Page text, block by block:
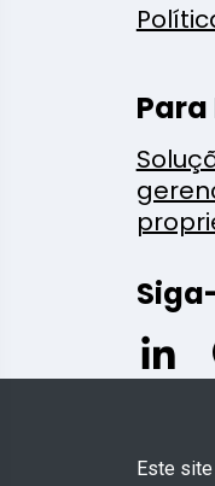
Este